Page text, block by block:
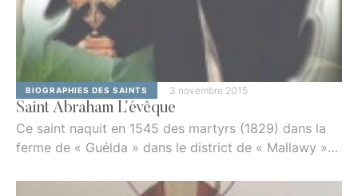
BIOGRAPHIES DES SAINTS 3 novembre 2015
Saint Abraham L’évêque
Ce saint naquit en 1545 des martyrs (1829) dans la
ferme de « Guélda » dans le district de « Mallawy »
(Boulos).Ses parents étaient pieux et lui donnèrent